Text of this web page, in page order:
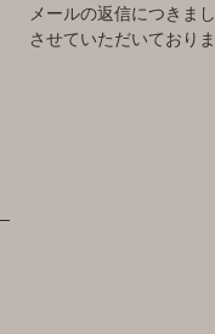
メールの返信につきま
させていただいておりま